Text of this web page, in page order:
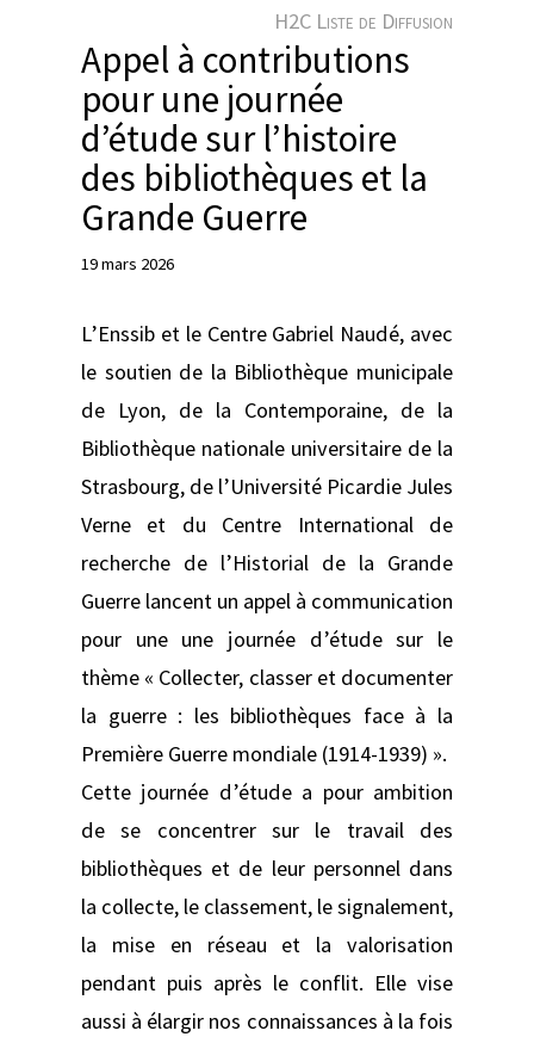
H2C Liste de Diffusion
Appel à contributions
pour une journée
d’étude sur l’histoire
des bibliothèques et la
Grande Guerre
19 mars 2026
L’Enssib et le Centre Gabriel Naudé, avec
le soutien de la Bibliothèque municipale
de Lyon, de la Contemporaine, de la
Bibliothèque nationale universitaire de la
Strasbourg, de l’Université Picardie Jules
Verne et du Centre International de
recherche de l’Historial de la Grande
Guerre lancent un appel à communication
pour une une journée d’étude sur le
thème « Collecter, classer et documenter
la guerre : les bibliothèques face à la
Première Guerre mondiale (1914-1939) ».
Cette journée d’étude a pour ambition
de se concentrer sur le travail des
bibliothèques et de leur personnel dans
la collecte, le classement, le signalement,
la mise en réseau et la valorisation
pendant puis après le conflit. Elle vise
aussi à élargir nos connaissances à la fois